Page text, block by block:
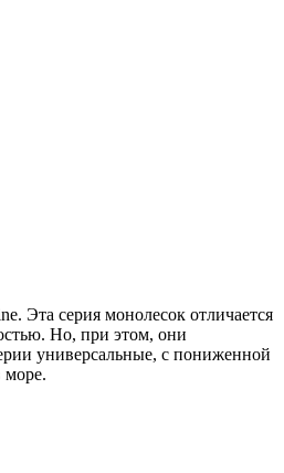
Эта серия монолесок отличается
Но, при этом, они
универсальные, с пониженной
море.